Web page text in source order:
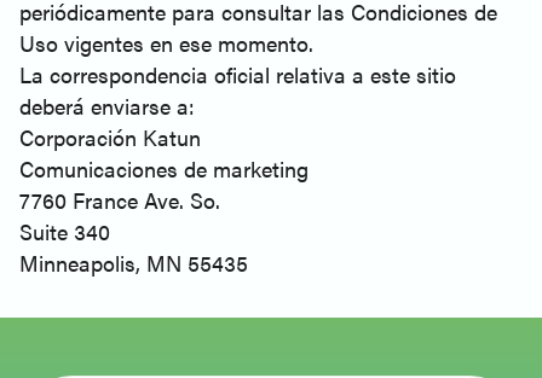
periódicamente para consultar las Condiciones de
Uso vigentes en ese momento.
La correspondencia oficial relativa a este sitio
deberá enviarse a:
Corporación Katun
Comunicaciones de marketing
7760 France Ave. So.
Suite 340
Minneapolis, MN 55435